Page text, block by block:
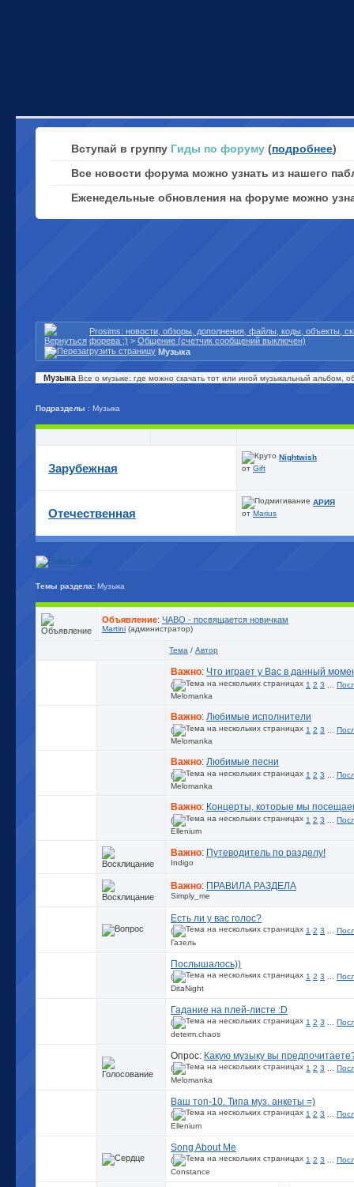
Вступай в группу Гиды по форуму (подробнее)
Все новости форума можно узнать из нашего
Еженедельные обновления на форуме можно
Prosims: новости, обзоры, дополнения, файлы, коды, объекты,
форева ;) > Общение (счетчик сообщений выключен)
Музыка
Музыка Все о музыке: где можно скачать тот или иной музыкальный альбом,
Подразделы : Музыка
Зарубежная
Nightwish
от Gift
Отечественная
АРИЯ
от Marius
Темы раздела: Музыка
Объявление: ЧАВО - посвящается новичкам
Martini (администратор)
Тема / Автор
Важно: Что играет у Вас в данный
( 1 2 3
Melomanka
Важно: Любимые исполнители
( 1 2 3
Melomanka
Важно: Любимые песни
( 1 2 3
Melomanka
Важно: Концерты, которые мы
( 1 2 3
Ellenium
Важно: Путеводитель по разделу!
Indigo
Важно: ПРАВИЛА РАЗДЕЛА
Simply_me
Есть ли у вас голос?
( 1 2 3
Газель
Послышалось))
( 1 2 3
DitaNight
Гадание на плей-листе :D
( 1 2 3
determ.chaos
Опрос: Какую музыку вы
( 1 2 3
Melomanka
Ваш топ-10. Типа муз. анкеты =)
( 1 2 3
Ellenium
Song About Me
( 1 2 3
Constance